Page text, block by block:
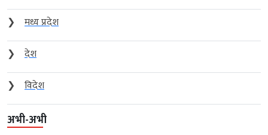
❯
मध्य प्रदेश
❯
देश
❯
विदेश
अभी-अभी